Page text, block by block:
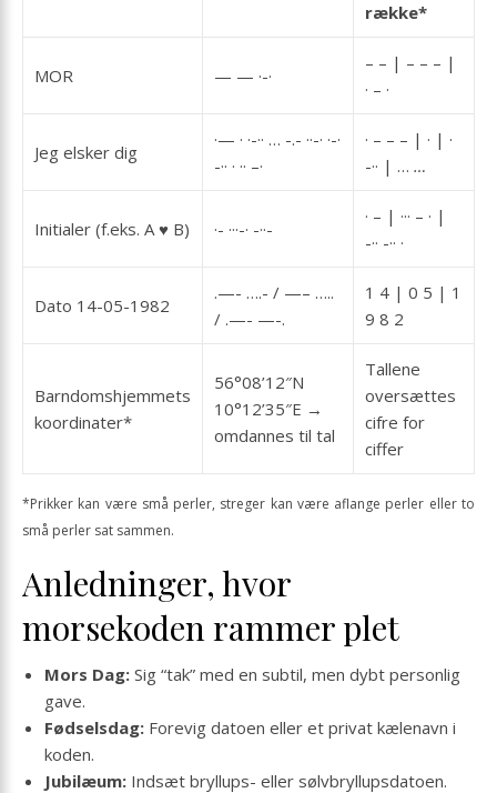
række*
MOR — — ·-·
– – | – – – |
· – ·
Jeg elsker dig
·— · ·-·· … -.- ··-· ·-·
-·· · ·· –·
· – – – | · | ·
-·· | … …
Initialer (f.eks. A ♥ B) ·- ···-· -··-
· – | ··· – · |
-·· -·· ·
Dato 14-05-1982
.—- ….- / —– …..
/ .—- —-.
1 4 | 0 5 | 1
9 8 2
Barndomshjemmets
koordinater*
56°08’12″N
10°12’35″E →
omdannes til tal
Tallene
oversættes
cifre for
ciffer
*Prikker kan være små perler, streger kan være aflange perler eller to
små perler sat sammen.
Anledninger, hvor
morsekoden rammer plet
Mors Dag: Sig “tak” med en subtil, men dybt personlig
gave.
Fødselsdag: Forevig datoen eller et privat kælenavn i
koden.
Jubilæum: Indsæt bryllups- eller sølvbryllupsdatoen.